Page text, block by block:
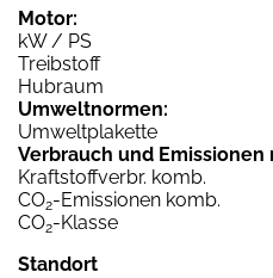
Motor:
kW / PS
Treibstoff
Hubraum
Umweltnormen:
Umweltplakette
Verbrauch und Emissionen
Kraftstoffverbr. komb.
CO2-Emissionen komb.
CO2-Klasse
Standort